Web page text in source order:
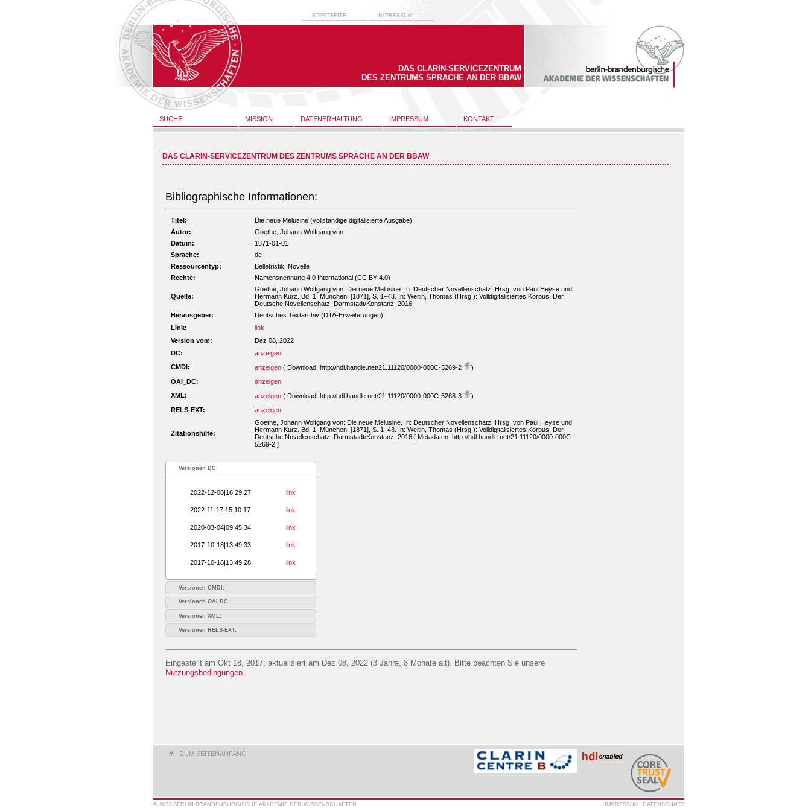
STARTSEITE IMPRESSUM
DAS CLARIN-SERVICEZENTRUM
DES ZENTRUMS SPRACHE AN DER BBAW
SUCHE MISSION DATENERHALTUNG IMPRESSUM KONTAKT
DAS CLARIN-SERVICEZENTRUM DES ZENTRUMS SPRACHE AN DER BBAW
Bibliographische Informationen:
Titel:
Die neue Melusine (vollständige digitalisierte Ausgabe)
Autor:
Goethe, Johann Wolfgang von
Datum:
1871-01-01
Sprache:
de
Ressourcentyp:
Belletristik: Novelle
Rechte:
Namensnennung 4.0 International (CC BY 4.0)
Quelle:
Goethe, Johann Wolfgang von: Die neue Melusine. In: Deutscher Novellenschatz. Hrsg. von Paul Heyse und
Hermann Kurz. Bd. 1. München, [1871], S. 1–43. In: Weitin, Thomas (Hrsg.): Volldigitalisiertes Korpus. Der
Deutsche Novellenschatz. Darmstadt/Konstanz, 2016.
Herausgeber:
Deutsches Textarchiv (DTA-Erweiterungen)
Link:
link
Version vom:
Dez 08, 2022
DC:
anzeigen
CMDI:
anzeigen ( Download: http://hdl.handle.net/21.11120/0000-000C-5269-2
)
OAI_DC:
anzeigen
XML:
anzeigen ( Download: http://hdl.handle.net/21.11120/0000-000C-5268-3
)
RELS-EXT:
anzeigen
Zitationshilfe:
Goethe, Johann Wolfgang von: Die neue Melusine. In: Deutscher Novellenschatz. Hrsg. von Paul Heyse und
Hermann Kurz. Bd. 1. München, [1871], S. 1–43. In: Weitin, Thomas (Hrsg.): Volldigitalisiertes Korpus. Der
Deutsche Novellenschatz. Darmstadt/Konstanz, 2016.[ Metadaten: http://hdl.handle.net/21.11120/0000-000C-
5269-2 ]
Versionen DC:
2022-12-08|16:29:27 link
2022-11-17|15:10:17 link
2020-03-04|09:45:34 link
2017-10-18|13:49:33 link
2017-10-18|13:49:28 link
Versionen CMDI:
Versionen OAI-DC:
Versionen XML:
Versionen RELS-EXT:
Eingestellt am Okt 18, 2017; aktualisiert am Dez 08, 2022 (3 Jahre, 8 Monate alt). Bitte beachten Sie unsere
Nutzungsbedingungen.
ZUM SEITENANFANG
© 2023 BERLIN-BRANDENBURGISCHE AKADEMIE DER WISSENSCHAFTEN DATENSCHUTZ
IMPRESSUM